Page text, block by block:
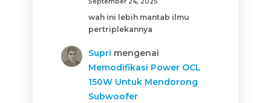
wah ini lebih mantab ilmu
pertriplekannya
Supri mengenai
Memodifikasi Power OCL
150W Untuk Mendorong
Subwoofer